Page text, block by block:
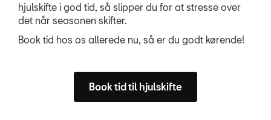
hjulskifte i god tid, så slipper du for at stresse over
det når seasonen skifter.
Book tid hos os allerede nu, så er du godt kørende!
Book tid til hjulskifte